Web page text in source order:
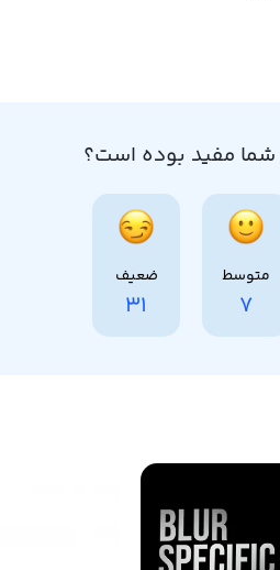
شما مفید بوده است؟
متوسط
7
ضعیف
31